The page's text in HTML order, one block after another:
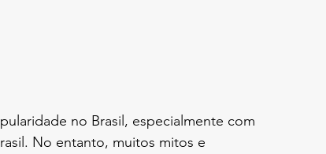
no Brasil, especialmente com
No entanto, muitos mitos e